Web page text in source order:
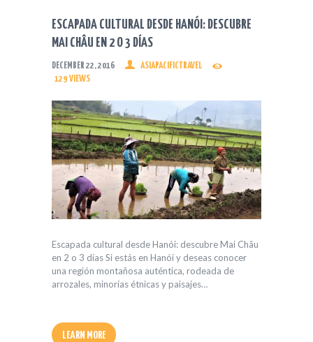
ESCAPADA CULTURAL DESDE HANÓI: DESCUBRE
MAI CHÂU EN 2 O 3 DÍAS
DECEMBER 22, 2016
ASIAPACIFICTRAVEL
129 VIEWS
Escapada cultural desde Hanói: descubre Mai Châu
en 2 o 3 días Si estás en Hanói y deseas conocer
una región montañosa auténtica, rodeada de
arrozales, minorías étnicas y paisajes…
LEARN MORE